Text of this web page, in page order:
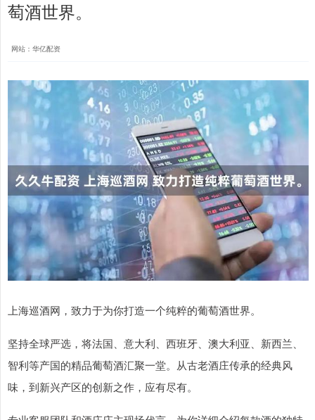
萄酒世界。
网站：华亿配资
上海巡酒网，致力于为你打造一个纯粹的葡萄酒世界。
坚持全球严选，将法国、意大利、西班牙、澳大利亚、新西兰、
智利等产国的精品葡萄酒汇聚一堂。从古老酒庄传承的经典风
味，到新兴产区的创新之作，应有尽有。